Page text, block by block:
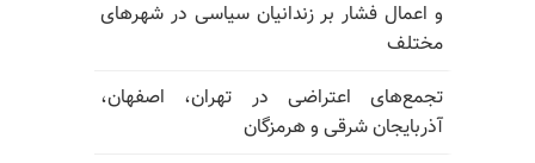
و اعمال فشار بر زندانیان سیاسی در شهرهای
مختلف
تجمع‌های اعتراضی در تهران، اصفهان،
آذربایجان شرقی و هرمزگان